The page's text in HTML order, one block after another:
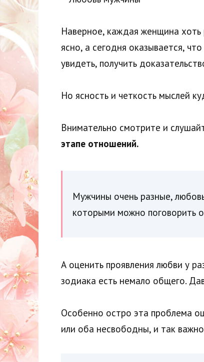
Наверное, каждая женщина хоть
ясно, а сегодня оказывается,
увидеть, получить
Но ясность и четкость мыслей
Внимательно смотрите и
этапе отношений.
Мужчины очень разные,
которыми можно поговорить
А оценить проявления любви у
зодиака есть немало общего.
Особенно остро эта проблема
или оба несвободны, и так